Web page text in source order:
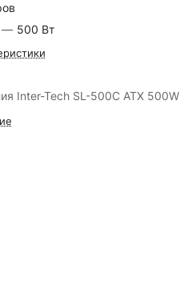
— 500 Вт
Inter-Tech SL-500C ATX 500W